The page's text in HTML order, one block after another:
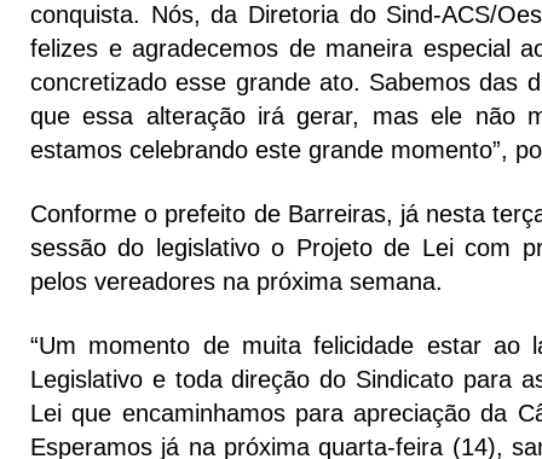
conquista. Nós, da Diretoria do Sind-ACS/
felizes e agradecemos de maneira especial
concretizado esse grande ato. Sabemos das
que essa alteração irá gerar, mas ele não
estamos celebrando este grande momento”,
Conforme o prefeito de Barreiras, já nesta
sessão do legislativo o Projeto de Lei com
pelos vereadores na próxima semana.
“Um momento de muita felicidade estar ao
Legislativo e toda direção do Sindicato para
Lei que encaminhamos para apreciação da
Esperamos já na próxima quarta-feira (14),